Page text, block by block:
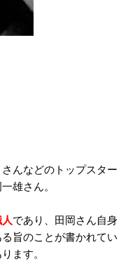
んなどのトップスター
雄さん。
であり、田岡さん自身
旨のことが書かれてい
ます。